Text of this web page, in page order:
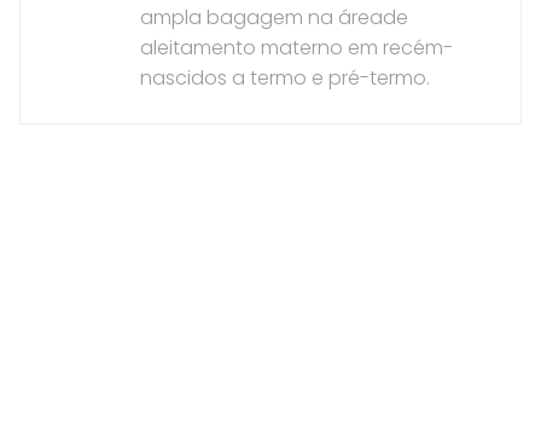
ampla bagagem na áreade
aleitamento materno em recém-
nascidos a termo e pré-termo.